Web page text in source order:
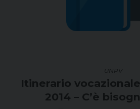
UNPV
Itinerario
2014 – C’è